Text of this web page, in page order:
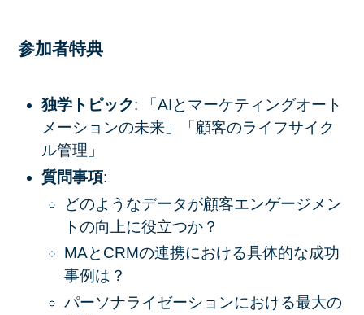
参加者特典
独学トピック: 「AIとマーケティングオート
メーションの未来」「顧客のライフサイク
ル管理」
質問事項:
どのようなデータが顧客エンゲージメン
トの向上に役立つか？
MAとCRMの連携における具体的な成功
事例は？
パーソナライゼーションにおける最大の